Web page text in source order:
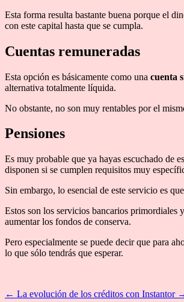
Esta forma resulta bastante buena porque el
con este capital hasta que se cumpla.
Cuentas remuneradas
Esta opción es básicamente como una cuenta
alternativa totalmente líquida.
No obstante, no son muy rentables por el
Pensiones
Es muy probable que ya hayas escuchado de
disponen si se cumplen requisitos muy
Sin embargo, lo esencial de este servicio es
Estos son los servicios bancarios primordiales
aumentar los fondos de conserva.
Pero especialmente se puede decir que para
lo que sólo tendrás que esperar.
← La evolución de los créditos con Instantor